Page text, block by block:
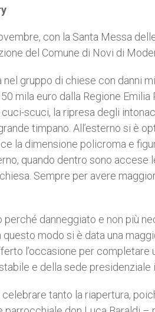
r
con la Santa Messa
del Comune di Novi di
nel gruppo di chiese con danni
mila euro dalla Regione
scuci, la ripresa degli
timpano. All’esterno si è
la dimensione policroma e
quando dentro sono
Sempre per avere
perché danneggiato e non più
modo si è data una
l’occasione per
e della sede presidenziale
celebrare tanto la riapertura,